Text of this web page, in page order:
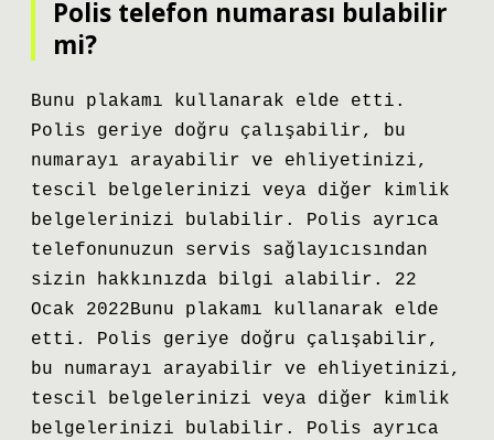
Polis telefon numarası bulabilir
mi?
Bunu plakamı kullanarak elde etti.
Polis geriye doğru çalışabilir, bu
numarayı arayabilir ve ehliyetinizi,
tescil belgelerinizi veya diğer kimlik
belgelerinizi bulabilir. Polis ayrıca
telefonunuzun servis sağlayıcısından
sizin hakkınızda bilgi alabilir. 22
Ocak 2022Bunu plakamı kullanarak elde
etti. Polis geriye doğru çalışabilir,
bu numarayı arayabilir ve ehliyetinizi,
tescil belgelerinizi veya diğer kimlik
belgelerinizi bulabilir. Polis ayrıca